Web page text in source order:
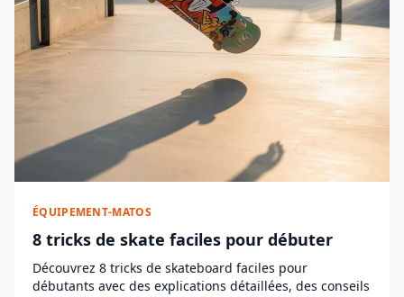
ÉQUIPEMENT-MATOS
8 tricks de skate faciles pour débuter
Découvrez 8 tricks de skateboard faciles pour
débutants avec des explications détaillées, des conseils